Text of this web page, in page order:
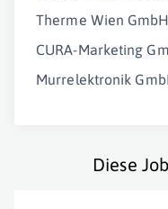
Therme Wien
CURA-Marketing
Murrelektronik
Diese